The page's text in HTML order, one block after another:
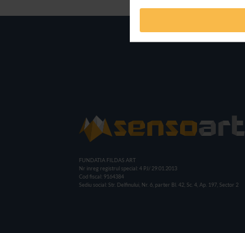
FUNDATIA FILDAS ART
Nr inreg registrul special: 4 PJ/ 29.01.2013
Cod fiscal: 9164384
Sediu social: Str. Delfinului, Nr. 6, parter Bl. 42, Sc. 4, Ap. 197, Sector 2